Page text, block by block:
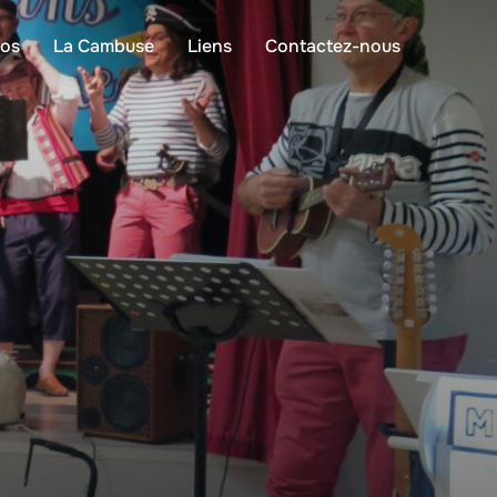
La Cambuse Liens Contactez-nous